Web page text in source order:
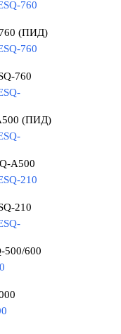
760 (ПИД)
760
(ПИД)
A500
210
500/600